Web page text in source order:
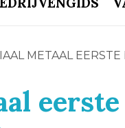
METAAL